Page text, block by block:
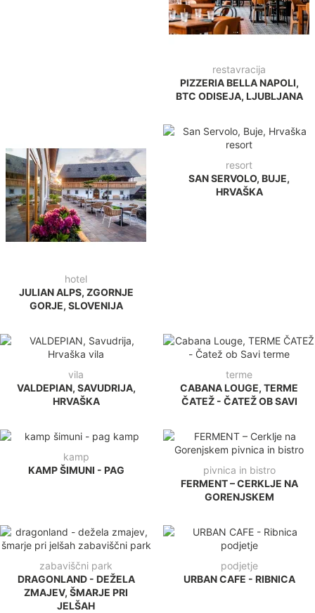
restavracija
PIZZERIA BELLA NAPOLI,
BTC ODISEJA, LJUBLJANA
hotel
JULIAN ALPS, ZGORNJE
GORJE, SLOVENIJA
resort
SAN SERVOLO, BUJE,
HRVAŠKA
vila
VALDEPIAN, SAVUDRIJA,
HRVAŠKA
terme
CABANA LOUGE, TERME
ČATEŽ - ČATEŽ OB SAVI
kamp
KAMP ŠIMUNI - PAG
pivnica in bistro
FERMENT – CERKLJE NA
GORENJSKEM
zabaviščni park
DRAGONLAND - DEŽELA
ZMAJEV, ŠMARJE PRI
JELŠAH
podjetje
URBAN CAFE - RIBNICA